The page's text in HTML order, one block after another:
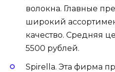
волокна. Главные
широкий
качество. Средняя
5500 рублей.
Spirella. Эта фирма